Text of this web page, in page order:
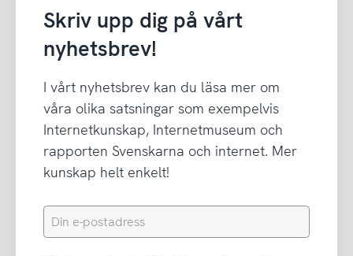
Skriv upp dig på vårt
nyhetsbrev!
I vårt nyhetsbrev kan du läsa mer om
våra olika satsningar som exempelvis
Internetkunskap, Internetmuseum och
rapporten Svenskarna och internet. Mer
kunskap helt enkelt!
Din
e-